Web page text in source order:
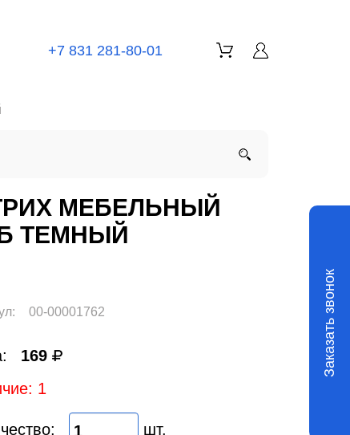
+7 831 281-80-01
МЕБЕЛЬНЫЙ
ТЕМНЫЙ
00-00001762
169
1
шт.
Заказать звонок